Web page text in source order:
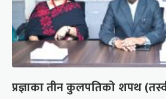
प्रज्ञाका तीन कुलपतिको शपथ